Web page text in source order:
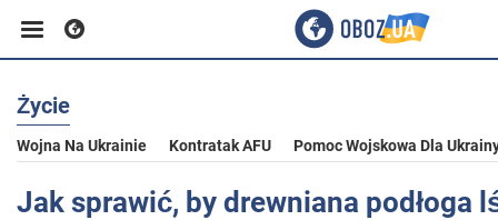
Biznes
Sport
Życie
Wojna Na Ukrainie Kontratak AFU Pomoc Wojskowa Dla
Jak sprawić, by drewniana podłoga